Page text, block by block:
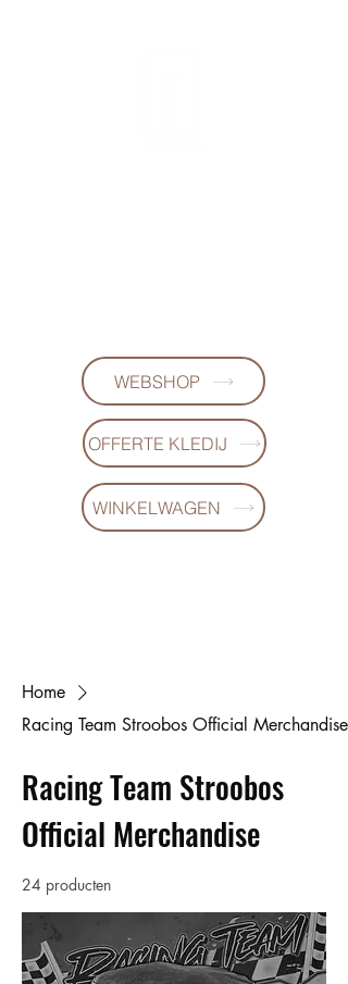
WEBSHOP
OFFERTE KLEDIJ
WINKELWAGEN
Home
Racing Team Stroobos Official Merchandise
Racing Team Stroobos
Official Merchandise
24 producten